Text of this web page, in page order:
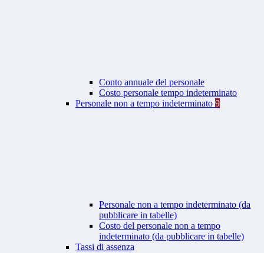
Conto annuale del personale
Costo personale tempo indeterminato
Personale non a tempo indeterminato 9
Personale non a tempo indeterminato (da
pubblicare in tabelle)
Costo del personale non a tempo
indeterminato (da pubblicare in tabelle)
Tassi di assenza